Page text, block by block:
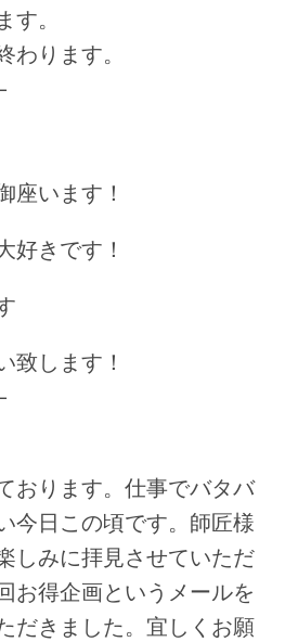
。
ります。
座います！
好きです！
致します！
おります。仕事でバタバ
今日この頃です。師匠様
しみに拝見させていただ
お得企画というメールを
だきました。宜しくお願